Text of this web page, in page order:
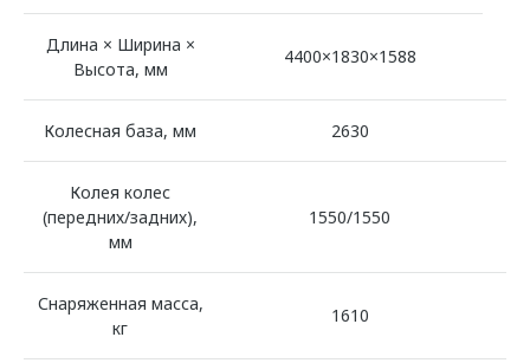
Длина × Ширина ×
Высота, мм
4400×1830×1588
Колесная база, мм 2630
Колея колес
(передних/задних),
мм
1550/1550
Снаряженная масса,
кг
1610